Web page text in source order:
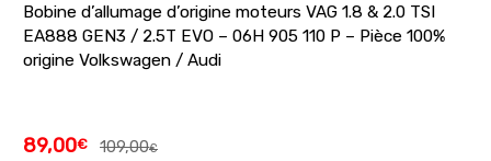
Bobine d’allumage d’origine moteurs VAG 1.8 & 2.0 TSI
EA888 GEN3 / 2.5T EVO – 06H 905 110 P – Pièce 100%
origine Volkswagen / Audi
109,00€
89,00€